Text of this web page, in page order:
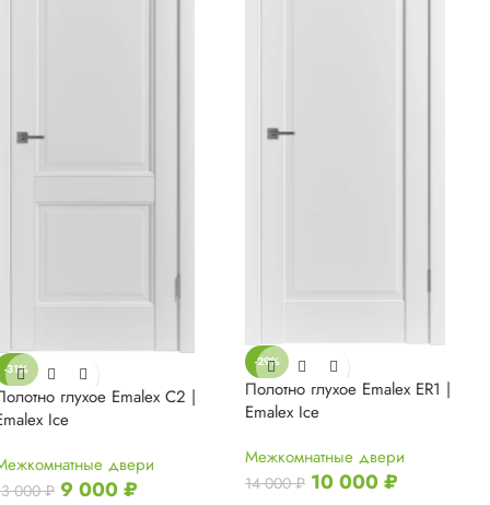
-31%
глухое Emalex С2 |
Ice
двери
000₽ 9 000₽
-29%
Полотно глухое Emalex ER1 |
Emalex Ice
Межкомнатные двери
14 000₽ 10 000₽